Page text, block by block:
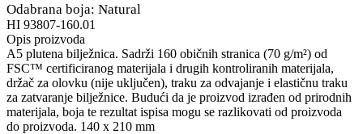
Odabrana boja: Natural
HI 93807-160.01
Opis proizvoda
A5 plutena bilježnica. Sadrži 160 običnih stranica (70 g/m²) od
FSC™ certificiranog materijala i drugih kontroliranih materijala,
držač za olovku (nije uključen), traku za odvajanje i elastičnu traku
za zatvaranje bilježnice. Budući da je proizvod izrađen od prirodnih
materijala, boja te rezultat ispisa mogu se razlikovati od proizvoda
do proizvoda. 140 x 210 mm